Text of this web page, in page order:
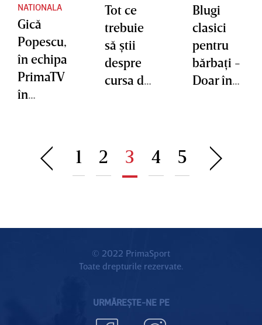
NATIONALA
Gică
Popescu,
în echipa
PrimaTV
în
expert!
Tot ce
trebuie
să ştii
despre
cursa de
Blugi
clasici
pentru
bărbaţi -
Doar în
1 2 3 4 5
© 2022 PrimaSport
Toate drepturile rezervate.
URMĂREȘTE-NE PE